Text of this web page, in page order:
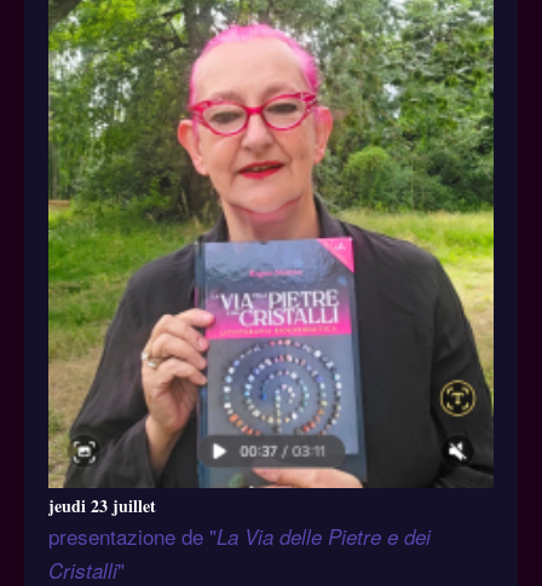
jeudi 23 juillet
presentazione de "La Via delle Pietre e dei
Cristalli"